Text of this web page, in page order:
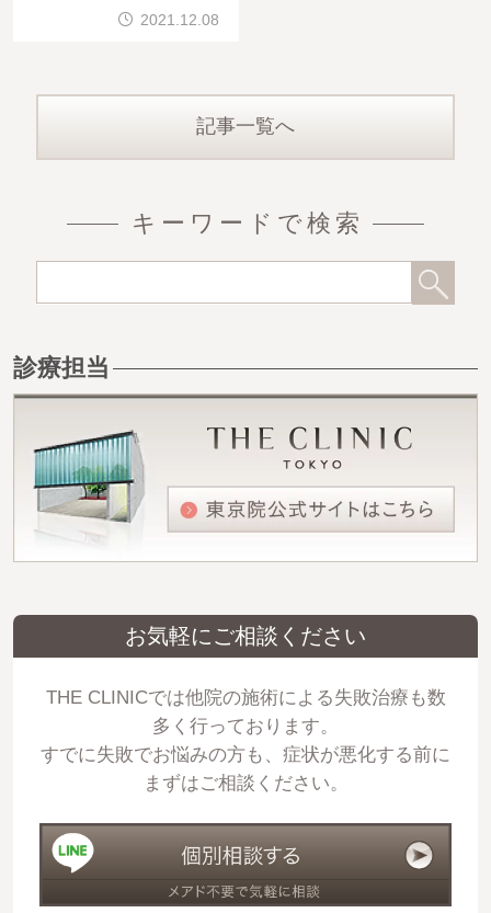
りました。3500㏄程吸引
されたそうです。服を着た
&nb
2021.12.08
記事一覧へ
キーワードで検索
診療担当
お気軽にご相談ください
THE CLINICでは他院の施術による失敗治療も数
多く行っております。
すでに失敗でお悩みの方も、症状が悪化する前に
まずはご相談ください。